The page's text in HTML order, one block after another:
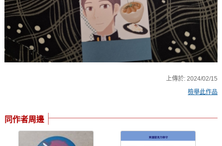
上傳於:2024/02/15
檢舉此作品
同作者周邊